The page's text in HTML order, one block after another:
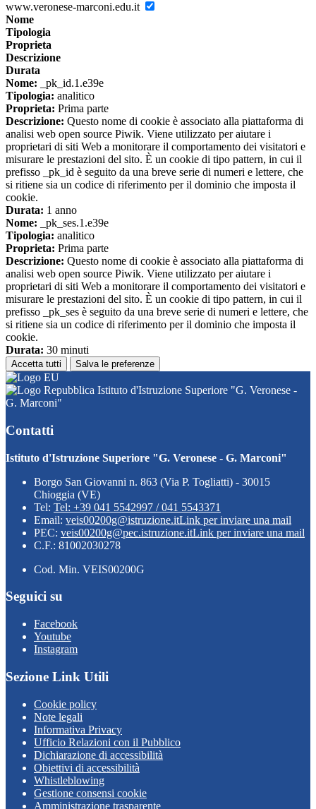
www.veronese-marconi.edu.it
Nome
Tipologia
Proprieta
Descrizione
Durata
Nome: _pk_id.1.e39e
Tipologia: analitico
Proprieta: Prima parte
Descrizione: Questo nome di cookie è associato alla piattaforma di
analisi web open source Piwik. Viene utilizzato per aiutare i
proprietari di siti Web a monitorare il comportamento dei visitatori e
misurare le prestazioni del sito. È un cookie di tipo pattern, in cui il
prefisso _pk_id è seguito da una breve serie di numeri e lettere, che
si ritiene sia un codice di riferimento per il dominio che imposta il
cookie.
Durata: 1 anno
Nome: _pk_ses.1.e39e
Tipologia: analitico
Proprieta: Prima parte
Descrizione: Questo nome di cookie è associato alla piattaforma di
analisi web open source Piwik. Viene utilizzato per aiutare i
proprietari di siti Web a monitorare il comportamento dei visitatori e
misurare le prestazioni del sito. È un cookie di tipo pattern, in cui il
prefisso _pk_ses è seguito da una breve serie di numeri e lettere, che
si ritiene sia un codice di riferimento per il dominio che imposta il
cookie.
Durata: 30 minuti
Accetta tutti Salva le preferenze
Istituto d'Istruzione Superiore "G. Veronese -
G. Marconi"
Contatti
Istituto d'Istruzione Superiore "G. Veronese - G. Marconi"
Borgo San Giovanni n. 863 (Via P. Togliatti) - 30015
Chioggia (VE)
Tel: Tel: +39 041 5542997 / 041 5543371
Email: veis00200g@istruzione.itLink per inviare una mail
PEC: veis00200g@pec.istruzione.itLink per inviare una mail
C.F.: 81002030278
Cod. Min. VEIS00200G
Seguici su
Facebook
Youtube
Instagram
Sezione Link Utili
Cookie policy
Note legali
Informativa Privacy
Ufficio Relazioni con il Pubblico
Dichiarazione di accessibilità
Obiettivi di accessibilità
Whistleblowing
Gestione consensi cookie
Amministrazione trasparente